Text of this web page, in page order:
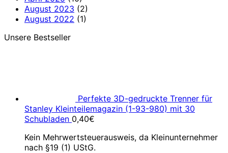
August 2023 (2)
August 2022 (1)
Unsere Bestseller
Perfekte 3D-gedruckte Trenner für
Stanley Kleinteilemagazin (1-93-980) mit 30
Schubladen 0,40€
Kein Mehrwertsteuerausweis, da Kleinunternehmer
nach §19 (1) UStG.